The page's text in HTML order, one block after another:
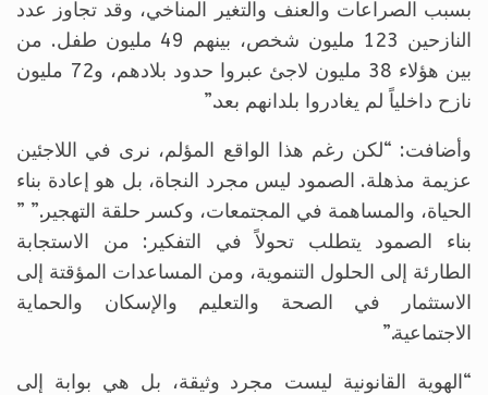
بسبب الصراعات والعنف والتغير المناخي، وقد تجاوز عدد
النازحين 123 مليون شخص، بينهم 49 مليون طفل. من
بين هؤلاء 38 مليون لاجئ عبروا حدود بلادهم، و72 مليون
نازح داخلياً لم يغادروا بلدانهم بعد.”
وأضافت: “لكن رغم هذا الواقع المؤلم، نرى في اللاجئين
عزيمة مذهلة. الصمود ليس مجرد النجاة، بل هو إعادة بناء
الحياة، والمساهمة في المجتمعات، وكسر حلقة التهجير.” ”
بناء الصمود يتطلب تحولاً في التفكير: من الاستجابة
الطارئة إلى الحلول التنموية، ومن المساعدات المؤقتة إلى
الاستثمار في الصحة والتعليم والإسكان والحماية
الاجتماعية.”
“الهوية القانونية ليست مجرد وثيقة، بل هي بوابة إلى